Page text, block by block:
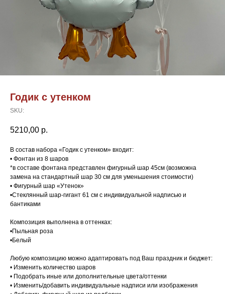
Годик с утенком
SKU:
5210,00 р.
В состав набора «Годик с утенком» входит:
• Фонтан из 8 шаров
*в составе фонтана представлен фигурный шар 45см (возможна
замена на стандартный шар 30 см для уменьшения стоимости)
• Фигурный шар «Утенок»
•Стеклянный шар-гигант 61 см с индивидуальной надписью и
бантиками
Композиция выполнена в оттенках:
•Пыльная роза
•Белый
Любую композицию можно адаптировать под Ваш праздник и бюджет:
• Изменить количество шаров
• Подобрать иные или дополнительные цвета/оттенки
• Изменить/добавить индивидуальные надписи или изображения